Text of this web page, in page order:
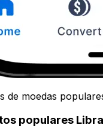
de moedas
populares